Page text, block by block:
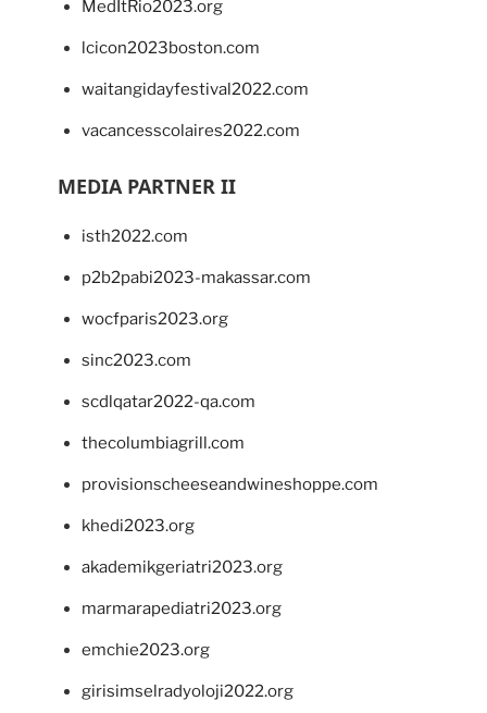
MedItRio2023.org
lcicon2023boston.com
waitangidayfestival2022.com
vacancesscolaires2022.com
MEDIA PARTNER II
isth2022.com
p2b2pabi2023-makassar.com
wocfparis2023.org
sinc2023.com
scdlqatar2022-qa.com
thecolumbiagrill.com
provisionscheeseandwineshoppe.com
khedi2023.org
akademikgeriatri2023.org
marmarapediatri2023.org
emchie2023.org
girisimselradyoloji2022.org